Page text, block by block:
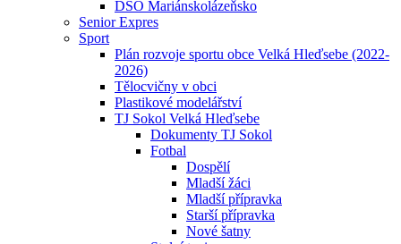
DSO Mariánskolázeňsko
Senior Expres
Sport
Plán rozvoje sportu obce Velká Hleďsebe (2022-
2026)
Tělocvičny v obci
Plastikové modelářství
TJ Sokol Velká Hleďsebe
Dokumenty TJ Sokol
Fotbal
Dospělí
Mladší žáci
Mladší přípravka
Starší přípravka
Nové šatny